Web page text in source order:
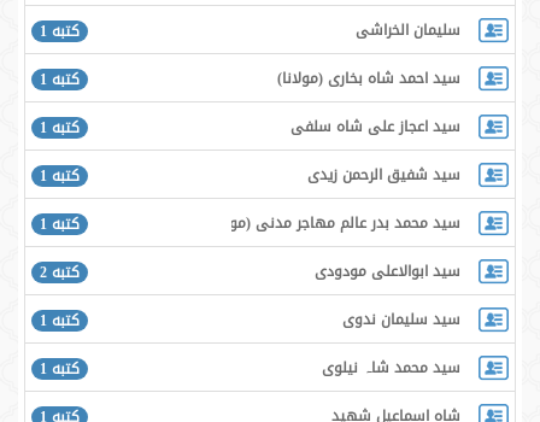
سلیمان الخراشی
كتبه 1
سيد احمد شاه بخاری (مولانا)
كتبه 1
سيد اعجاز على شاه سلفى
كتبه 1
سيد شفيق الرحمن زيدى
كتبه 1
سيد محمد بدر عالم مهاجر مدنى (مولانا)
كتبه 1
سید ابوالاعلی مودودی
كتبه 2
سید سلیمان ندوی
كتبه 1
سید محمد شاہ نیلوی
كتبه 1
شاه اسماعيل شهيد